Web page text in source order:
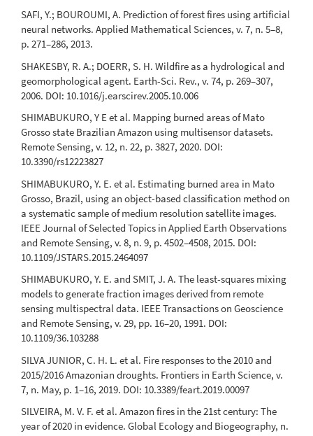
SAFI, Y.; BOUROUMI, A. Prediction of forest fires using artificial
neural networks. Applied Mathematical Sciences, v. 7, n. 5–8,
p. 271–286, 2013.
SHAKESBY, R. A.; DOERR, S. H. Wildfire as a hydrological and
geomorphological agent. Earth-Sci. Rev., v. 74, p. 269–307,
2006. DOI: 10.1016/j.earscirev.2005.10.006
SHIMABUKURO, Y E et al. Mapping burned areas of Mato
Grosso state Brazilian Amazon using multisensor datasets.
Remote Sensing, v. 12, n. 22, p. 3827, 2020. DOI:
10.3390/rs12223827
SHIMABUKURO, Y. E. et al. Estimating burned area in Mato
Grosso, Brazil, using an object-based classification method on
a systematic sample of medium resolution satellite images.
IEEE Journal of Selected Topics in Applied Earth Observations
and Remote Sensing, v. 8, n. 9, p. 4502–4508, 2015. DOI:
10.1109/JSTARS.2015.2464097
SHIMABUKURO, Y. E. and SMIT, J. A. The least-squares mixing
models to generate fraction images derived from remote
sensing multispectral data. IEEE Transactions on Geoscience
and Remote Sensing, v. 29, pp. 16–20, 1991. DOI:
10.1109/36.103288
SILVA JUNIOR, C. H. L. et al. Fire responses to the 2010 and
2015/2016 Amazonian droughts. Frontiers in Earth Science, v.
7, n. May, p. 1–16, 2019. DOI: 10.3389/feart.2019.00097
SILVEIRA, M. V. F. et al. Amazon fires in the 21st century: The
year of 2020 in evidence. Global Ecology and Biogeography, n.